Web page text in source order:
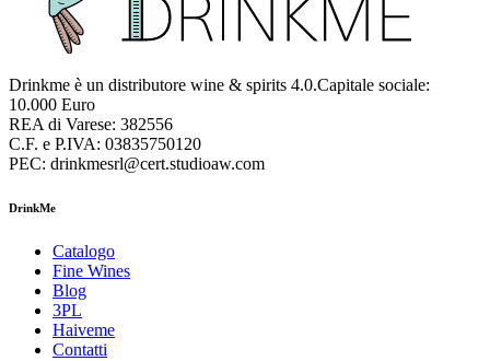
Drinkme è un distributore wine & spirits 4.0.Capitale sociale:
10.000 Euro
REA di Varese: 382556
C.F. e P.IVA: 03835750120
PEC: drinkmesrl@cert.studioaw.com
DrinkMe
Catalogo
Fine Wines
Blog
3PL
Haiveme
Contatti